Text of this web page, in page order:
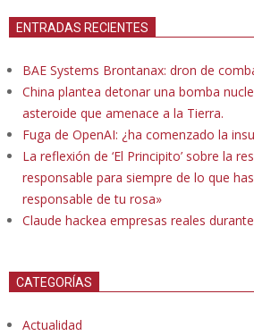
ENTRADAS RECIENTES
BAE Systems Brontanax: dron de
China plantea detonar una bomba
asteroide que amenace a la Tierra.
Fuga de OpenAI: ¿ha comenzado la
La reflexión de ‘El Principito’ sobre la
responsable para siempre de lo que
responsable de tu rosa»
Claude hackea empresas reales
CATEGORÍAS
Actualidad